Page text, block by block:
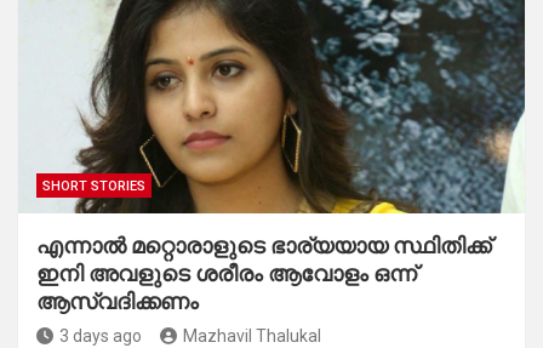
SHORT STORIES
എന്നാൽ മറ്റൊരാളുടെ ഭാര്യയായ സ്ഥിതിക്ക്
ഇനി അവളുടെ ശരീരം ആവോളം ഒന്ന്
ആസ്വദിക്കണം
3 days ago Mazhavil Thalukal